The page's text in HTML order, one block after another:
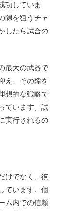
功していま
隙を狙うチャ
したら試合の
最大の武器で
え、その隙を
想的な戦略で
ています。試
実行されるの
けでなく、彼
ています。個
ム内での信頼